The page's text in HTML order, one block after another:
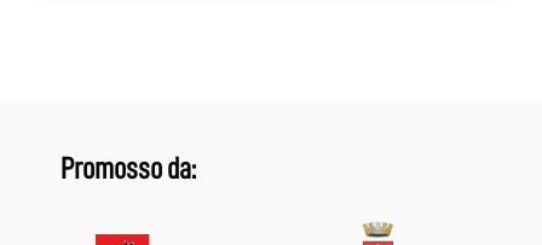
Promosso da: